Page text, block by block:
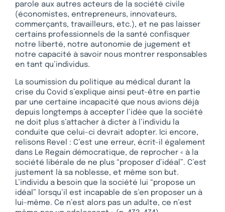
parole aux autres acteurs de la société civile
(économistes, entrepreneurs, innovateurs,
commerçants, travailleurs, etc.), et ne pas laisser
certains professionnels de la santé confisquer
notre liberté, notre autonomie de jugement et
notre capacité à savoir nous montrer responsables
en tant qu’individus.
La soumission du politique au médical durant la
crise du Covid s’explique ainsi peut-être en partie
par une certaine incapacité que nous avions déjà
depuis longtemps à accepter l’idée que la société
ne doit plus s’attacher à dicter à l’individu la
conduite que celui-ci devrait adopter. Ici encore,
relisons Revel : C’est une erreur, écrit-il également
dans Le Regain démocratique, de reprocher « à la
société libérale de ne plus “proposer d’idéal”. C’est
justement là sa noblesse, et même son but.
L’individu a besoin que la société lui “propose un
idéal” lorsqu’il est incapable de s’en proposer un à
lui-même. Ce n’est alors pas un adulte, ce n’est